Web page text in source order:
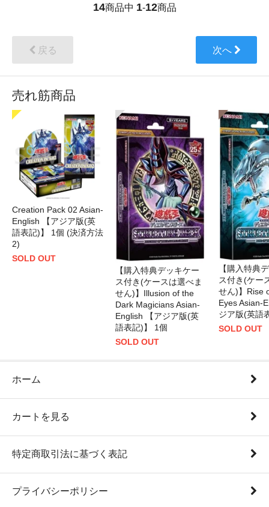
14商品中 1-12商品
戻る 次へ
売れ筋商品
Creation Pack 02 Asian-
English 【アジア版(英
語表記)】 1個 (決済方法
2)
SOLD OUT
【購入特典デッキケー
ス付き(ケースは選べま
せん)】Illusion of the
Dark Magicians Asian-
English 【アジア版(英
語表記)】 1個
SOLD OUT
【購入特典
ス付き(ケー
せん)】Rise
Eyes Asian-
ジア版(英語
SOLD OUT
ホーム
カートを見る
特定商取引法に基づく表記
プライバシーポリシー